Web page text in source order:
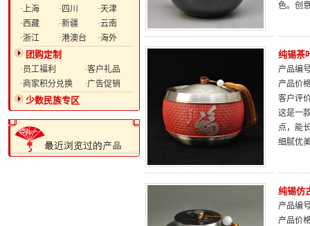
·上海
·四川
·天津
·西藏
·新疆
·云南
·浙江
·港澳台 ·海外
团购定制
·员工福利
·客户礼品
·商家积分兑换
·广告促销
少数民族专区
色。创
纯锡茶
产品编
产品价
客户评
这是一
点，能
细腻优
纯锡仿
产品编
产品价